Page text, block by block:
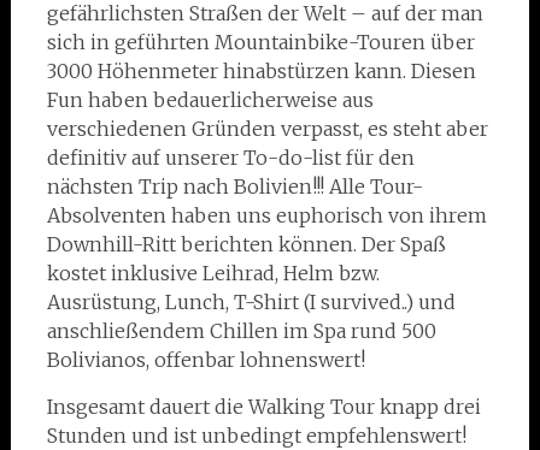
gefährlichsten Straßen der Welt – auf der man
sich in geführten Mountainbike-Touren über
3000 Höhenmeter hinabstürzen kann. Diesen
Fun haben bedauerlicherweise aus
verschiedenen Gründen verpasst, es steht aber
definitiv auf unserer To-do-list für den
nächsten Trip nach Bolivien!!! Alle Tour-
Absolventen haben uns euphorisch von ihrem
Downhill-Ritt berichten können. Der Spaß
kostet inklusive Leihrad, Helm bzw.
Ausrüstung, Lunch, T-Shirt (I survived..) und
anschließendem Chillen im Spa rund 500
Bolivianos, offenbar lohnenswert!
Insgesamt dauert die Walking Tour knapp drei
Stunden und ist unbedingt empfehlenswert!